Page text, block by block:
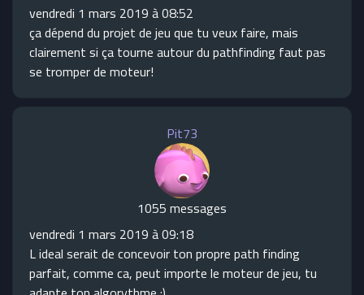
vendredi 1 mars 2019 à 08:52
ça dépend du projet de jeu que tu veux faire, mais
clairement si ça tourne autour du pathfinding faut pas
se tromper de moteur!
Pit73
1055 messages
vendredi 1 mars 2019 à 09:18
L ideal serait de concevoir ton propre path finding
parfait, comme ca, peut importe le moteur de jeu, tu